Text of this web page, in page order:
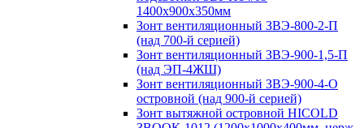
1400х900х350мм
Зонт вентиляционный ЗВЭ-800-2-П
(над 700-й серией)
Зонт вентиляционный ЗВЭ-900-1,5-П
(над ЭП-4ЖШ)
Зонт вентиляционный ЗВЭ-900-4-О
островной (над 900-й серией)
Зонт вытяжной островной HICOLD